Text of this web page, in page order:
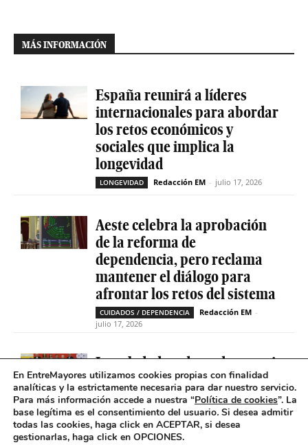
MÁS INFORMACIÓN
España reunirá a líderes
internacionales para abordar
los retos económicos y
sociales que implica la
longevidad
LONGEVIDAD Redacción EM - julio 17, 2026
Aeste celebra la aprobación
de la reforma de
dependencia, pero reclama
mantener el diálogo para
afrontar los retos del sistema
CUIDADOS / DEPENDENCIA Redacción EM -
julio 17, 2026
La soledad no deseada es casi
cinco veces superior entre
personas que tienen
problemas de salud mental
SOLEDAD NO DESEADA Redacción EM
En EntreMayores utilizamos cookies propias con finalidad
analíticas y la estrictamente necesaria para dar nuestro servicio.
Para más información accede a nuestra “Política de cookies”. La
base legítima es el consentimiento del usuario. Si desea admitir
todas las cookies, haga click en ACEPTAR, si desea
gestionarlas, haga click en OPCIONES.